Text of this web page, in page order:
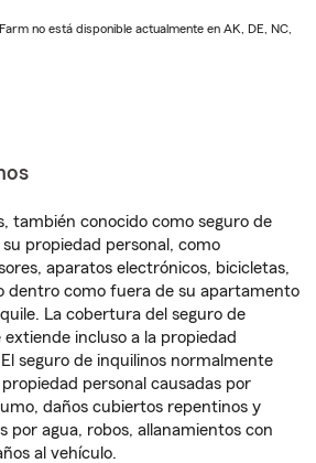
no está disponible actualmente en AK, DE, NC,
también conocido como seguro de
propiedad personal, como
aparatos electrónicos, bicicletas,
dentro como fuera de su apartamento
La cobertura del seguro de
incluso a la propiedad
seguro de inquilinos normalmente
personal causadas por
daños cubiertos repentinos y
por agua, robos, allanamientos con
al vehículo.